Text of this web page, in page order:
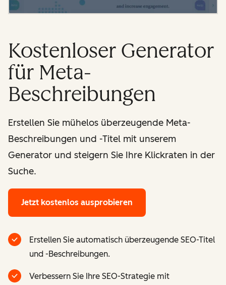
Kostenloser Generator
für Meta-
Beschreibungen
Erstellen Sie mühelos überzeugende Meta-
Beschreibungen und -Titel mit unserem
Generator und steigern Sie Ihre Klickraten in der
Suche.
Jetzt kostenlos ausprobieren
Erstellen Sie automatisch überzeugende SEO-Titel
und -Beschreibungen.
Verbessern Sie Ihre SEO-Strategie mit